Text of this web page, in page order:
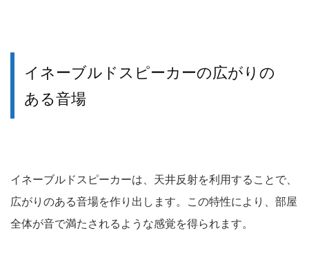
イネーブルドスピーカーの広がりの
ある音場
イネーブルドスピーカーは、天井反射を利用することで、
広がりのある音場を作り出します。 この特性により、部屋
全体が音で満たされるような感覚を得られます。